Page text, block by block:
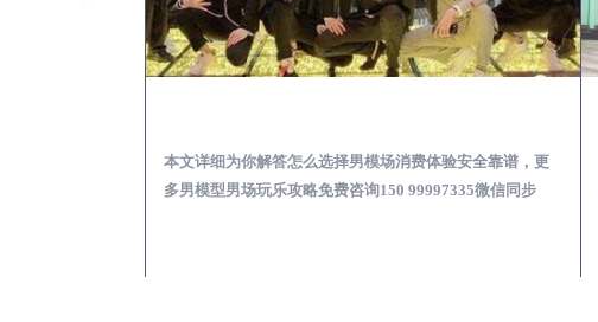
本文详细为你解答怎么选择男模场消费体验安全靠谱，更
多男模型男场玩乐攻略免费咨询150 99997335微信同步